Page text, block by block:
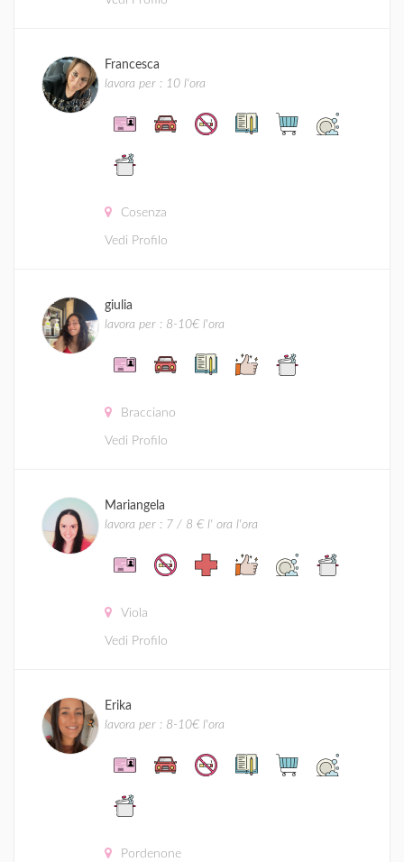
Francesca
lavora per : 10 l'ora
Cosenza
Vedi Profilo
giulia
lavora per : 8-10€ l'ora
Bracciano
Vedi Profilo
Mariangela
lavora per : 7 / 8 € l' ora l'ora
Viola
Vedi Profilo
Erika
lavora per : 8-10€ l'ora
Pordenone